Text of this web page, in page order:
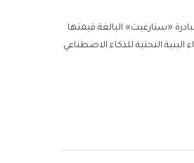
«ستارغيت» البالغة قيمتها
البنية التحتية للذكاء الاصطناعي